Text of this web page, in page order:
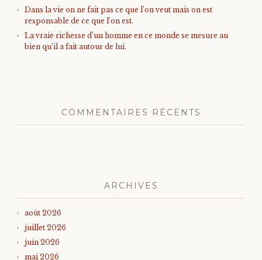
Dans la vie on ne fait pas ce que l’on veut mais on est
responsable de ce que l’on est.
La vraie richesse d’un homme en ce monde se mesure au
bien qu’il a fait autour de lui.
COMMENTAIRES RÉCENTS
ARCHIVES
août 2026
juillet 2026
juin 2026
mai 2026